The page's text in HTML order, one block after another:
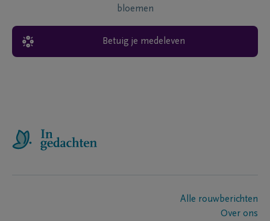
bloemen
Betuig je medeleven
Alle rouwberichten
Over ons